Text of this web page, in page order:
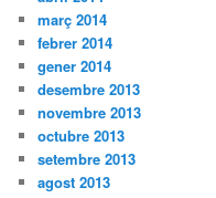
març 2014
febrer 2014
gener 2014
desembre 2013
novembre 2013
octubre 2013
setembre 2013
agost 2013